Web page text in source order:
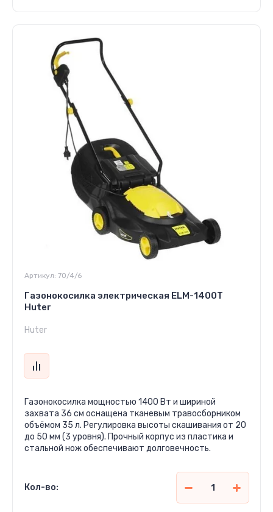
Артикул: 70/4/6
Газонокосилка электрическая ELM-1400Т
Huter
Huter
Газонокосилка мощностью 1400 Вт и шириной
захвата 36 см оснащена тканевым травосборником
объёмом 35 л. Регулировка высоты скашивания от 20
до 50 мм (3 уровня). Прочный корпус из пластика и
стальной нож обеспечивают долговечность.
Кол-во: